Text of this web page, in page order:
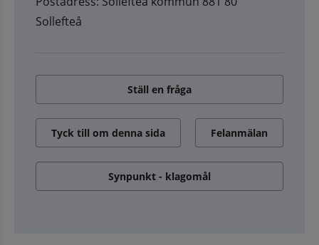
Sollefteå
Ställ en fråga
Tyck till om denna sida Felanmälan
Synpunkt - klagomål